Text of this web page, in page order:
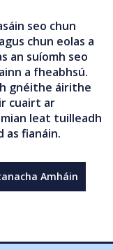
seo chun
chun eolas a
an suíomh seo
a fheabhsú.
gnéithe áirithe
cuairt ar
mian leat tuilleadh
as fianáin.
Amháin